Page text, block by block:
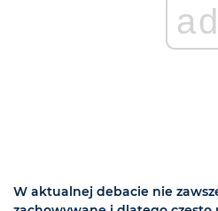
ad
W aktualnej debacie nie